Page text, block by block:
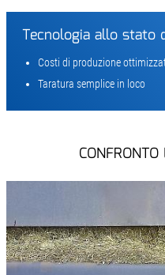
Tecnologia allo stato
Costi di produzione
Taratura semplice in loco